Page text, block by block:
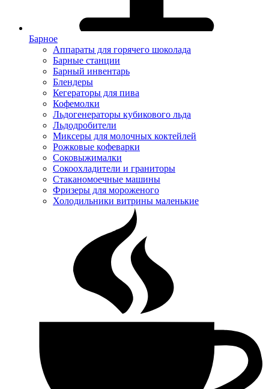
Барное
Аппараты для горячего шоколада
Барные станции
Барный инвентарь
Блендеры
Кегераторы для пива
Кофемолки
Льдогенераторы кубикового льда
Льдодробители
Миксеры для молочных коктейлей
Рожковые кофеварки
Соковыжималки
Сокоохладители и граниторы
Стаканомоечные машины
Фризеры для мороженого
Холодильники витрины маленькие